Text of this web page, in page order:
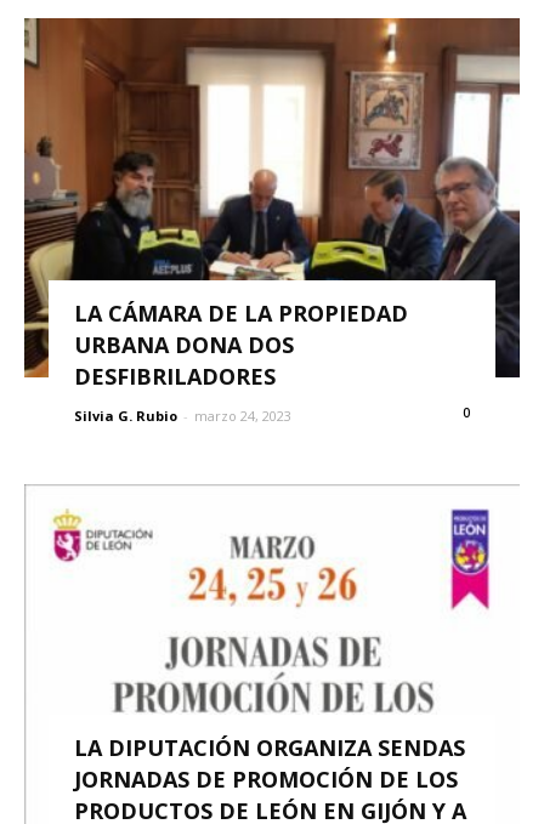
LA CÁMARA DE LA PROPIEDAD
URBANA DONA DOS
DESFIBRILADORES
Silvia G. Rubio - marzo 24, 2023 0
LA DIPUTACIÓN ORGANIZA SENDAS
JORNADAS DE PROMOCIÓN DE LOS
PRODUCTOS DE LEÓN EN GIJÓN Y A